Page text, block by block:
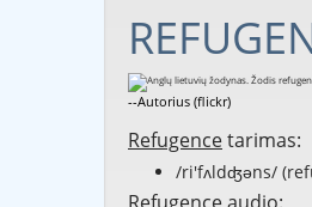
--Autorius (flickr)
Refugencetarimas:
/ri'fʌldʤəns/